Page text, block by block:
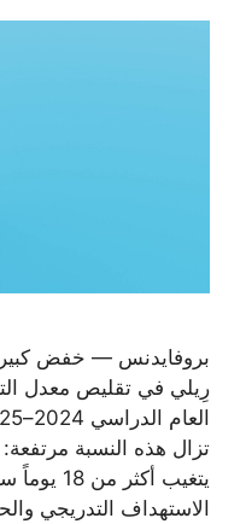
بروفايدنس — خفض
تزال هذه النسبة
يتغيب
الاستهداف التدريجي